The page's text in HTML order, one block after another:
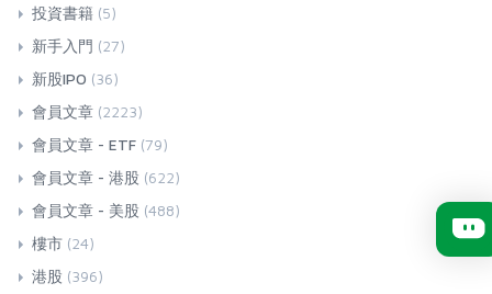
投資書籍 (5)
新手入門 (27)
新股IPO (36)
會員文章 (2223)
會員文章 - ETF (79)
會員文章 - 港股 (622)
會員文章 - 美股 (488)
樓市 (24)
港股 (396)